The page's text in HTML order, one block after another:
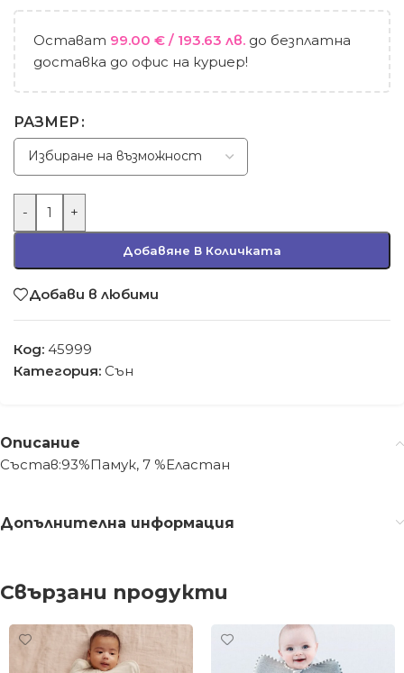
Остават 99.00 € / 193.63 лв. до безплатна
доставка до офис на куриер!
РАЗМЕР
- +
Добавяне В Количката
Добави в любими
Код: 45999
Категория: Сън
Описание
Състав:93%Памук, 7 %Еластан
Допълнителна информация
Свързани продукти